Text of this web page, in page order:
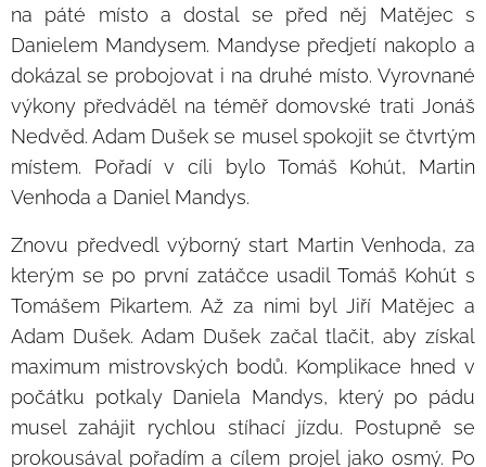
na páté místo a dostal se před něj Matějec s
Danielem Mandysem. Mandyse předjetí nakoplo a
dokázal se probojovat i na druhé místo. Vyrovnané
výkony předváděl na téměř domovské trati Jonáš
Nedvěd. Adam Dušek se musel spokojit se čtvrtým
místem. Pořadí v cíli bylo Tomáš Kohút, Martin
Venhoda a Daniel Mandys.
Znovu předvedl výborný start Martin Venhoda, za
kterým se po první zatáčce usadil Tomáš Kohút s
Tomášem Pikartem. Až za nimi byl Jiří Matějec a
Adam Dušek. Adam Dušek začal tlačit, aby získal
maximum mistrovských bodů. Komplikace hned v
počátku potkaly Daniela Mandys, který po pádu
musel zahájit rychlou stíhací jízdu. Postupně se
prokousával pořadím a cílem projel jako osmý. Po